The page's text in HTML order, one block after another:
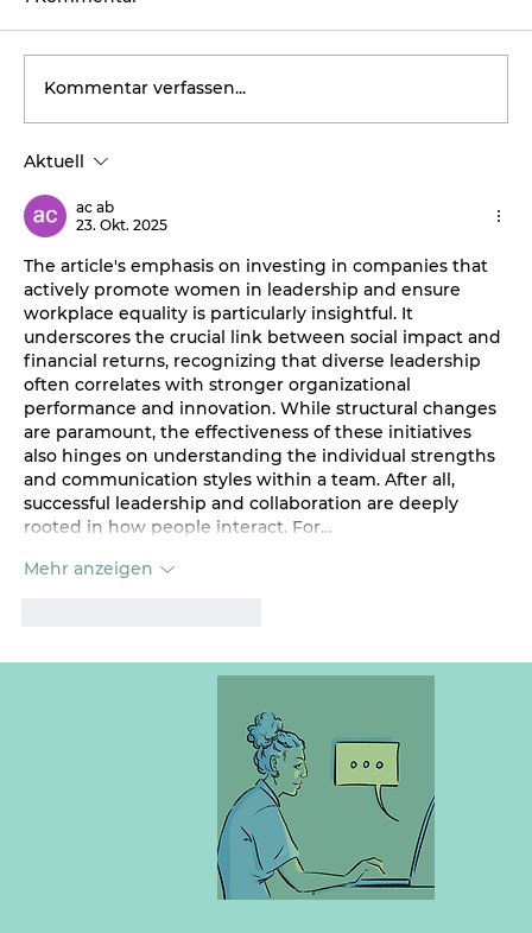
Finance-Diskurs
Kommentar verfassen...
Aktuell
ac ab
23. Okt. 2025
The article's emphasis on investing in companies that
actively promote women in leadership and ensure
workplace equality is particularly insightful. It
underscores the crucial link between social impact and
financial returns, recognizing that diverse leadership
often correlates with stronger organizational
performance and innovation. While structural changes
are paramount, the effectiveness of these initiatives
also hinges on understanding the individual strengths
and communication styles within a team. After all,
successful leadership and collaboration are deeply
rooted in how people interact. For…
Mehr anzeigen